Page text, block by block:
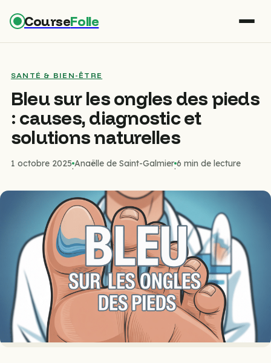
CourseFolle
SANTÉ & BIEN-ÊTRE
Bleu sur les ongles des pieds
: causes, diagnostic et
solutions naturelles
1 octobre 2025
·
Anaëlle de Saint-Galmier
·
6 min de lecture